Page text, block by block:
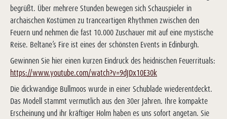
begrüßt. Über mehrere Stunden bewegen sich Schauspieler in
archaischen Kostümen zu tranceartigen Rhythmen zwischen den
Feuern und nehmen die fast 10.000 Zuschauer mit auf eine mystische
Reise. Beltane’s Fire ist eines der schönsten Events in Edinburgh.
Gewinnen Sie hier einen kurzen Eindruck des heidnischen Feuerrituals:
https://www.youtube.com/watch?v=9dJDx10E30k
Die dickwandige Bullmoos wurde in einer Schublade wiederentdeckt.
Das Modell stammt vermutlich aus den 30er Jahren. Ihre kompakte
Erscheinung und ihr kräftiger Holm haben es uns sofort angetan. Sie